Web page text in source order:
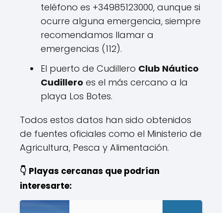
teléfono es +34985123000, aunque si
ocurre alguna emergencia, siempre
recomendamos llamar a
emergencias (112).
El puerto de Cudillero Club Náutico
Cudillero es el más cercano a la
playa Los Botes.
Todos estos datos han sido obtenidos
de fuentes oficiales como el Ministerio de
Agricultura, Pesca y Alimentación.
👇 Playas cercanas que podrían
interesarte: